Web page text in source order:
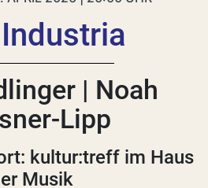
| Noah
Lipp
kultur:treff im Haus
Musik